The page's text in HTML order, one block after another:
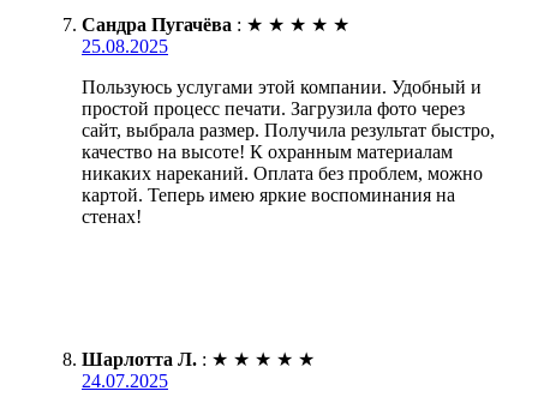
Сандра Пугачёва : ★ ★ ★ ★ ★
25.08.2025
Пользуюсь услугами этой компании. Удобный и
простой процесс печати. Загрузила фото через
сайт, выбрала размер. Получила результат быстро,
качество на высоте! К охранным материалам
никаких нареканий. Оплата без проблем, можно
картой. Теперь имею яркие воспоминания на
стенах!
Шарлотта Л. : ★ ★ ★ ★ ★
24.07.2025